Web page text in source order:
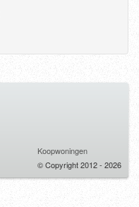
Koopwoningen
© Copyright 2012 - 2026